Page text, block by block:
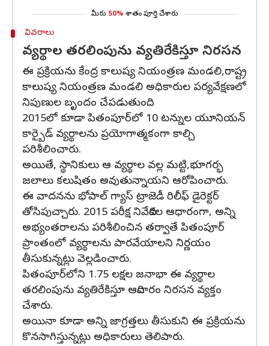
మీరు 50% శాతం పూర్తి చేశారు
వివరాలు
వ్యర్థాల తరలింపును వ్యతిరేకిస్తూ నిరసన
ఈ ప్రక్రియను కేంద్ర కాలుష్య నియంత్రణ మండలి,రాష్ట్ర
కాలుష్య నియంత్రణ మండలి అధికారుల పర్యవేక్షణలో
నిపుణుల బృందం చేపడుతుంది.
2015లో కూడా పితంపూర్‌లో 10 టన్నుల యూనియన్
కార్బైడ్ వ్యర్థాలను ప్రయోగాత్మకంగా కాల్చి
పరిశీలించారు.
అయితే, స్థానికులు ఆ వ్యర్థాల వల్ల మట్టి,భూగర్భ
జలాలు కలుషితం అవుతున్నాయని ఆరోపించారు.
ఈ వాదనను భోపాల్ గ్యాస్ ట్రాజెడీ రిలీఫ్ డైరెక్టర్
తోసిపుచ్చారు. 2015 పరీక్ష నివేదికల ఆధారంగా, అన్ని
అభ్యంతరాలను పరిశీలించిన తర్వాతే పితంపూర్
ప్రాంతంలో వ్యర్థాలను పారవేయాలని నిర్ణయం
తీసుకున్నట్లు వెల్లడించారు.
పితంపూర్‌లోని 1.75 లక్షల జనాభా ఈ వ్యర్థాల
తరలింపును వ్యతిరేకిస్తూ ఆదివారం నిరసన వ్యక్తం
చేశారు.
అయినా కూడా అన్ని జాగ్రత్తలు తీసుకుని ఈ ప్రక్రియను
కొనసాగిస్తున్నట్లు అధికారులు తెలిపారు.